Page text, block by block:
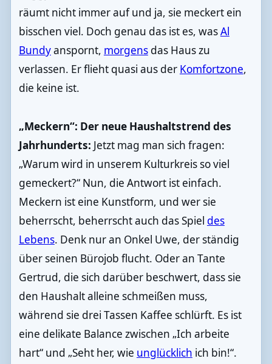
räumt nicht immer auf und ja, sie meckert ein
bisschen viel. Doch genau das ist es, wasAl
Bundyanspornt, morgensdas Haus zu
verlassen. Er flieht quasi aus der Komfortzone,
die keine ist.
„Meckern“: Der neue Haushaltstrend des
Jahrhunderts: Jetzt mag man sich fragen:
„Warum wird in unserem Kulturkreis so viel
gemeckert?“ Nun, die Antwort ist einfach.
Meckern ist eine Kunstform, und wer sie
beherrscht, beherrscht auch das Spiel des
Lebens. Denk nur an Onkel Uwe, der ständig
über seinen Bürojob flucht. Oder an Tante
Gertrud, die sich darüber beschwert, dass sie
den Haushalt alleine schmeißen muss,
während sie drei Tassen Kaffee schlürft. Es ist
eine delikate Balance zwischen „Ich arbeite
hart“ und „Seht her, wie unglücklich ich bin!“.